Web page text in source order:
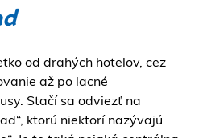
od drahých hotelov, cez
až po lacné
Stačí sa odviezť na
ktorú niektorí nazývajú